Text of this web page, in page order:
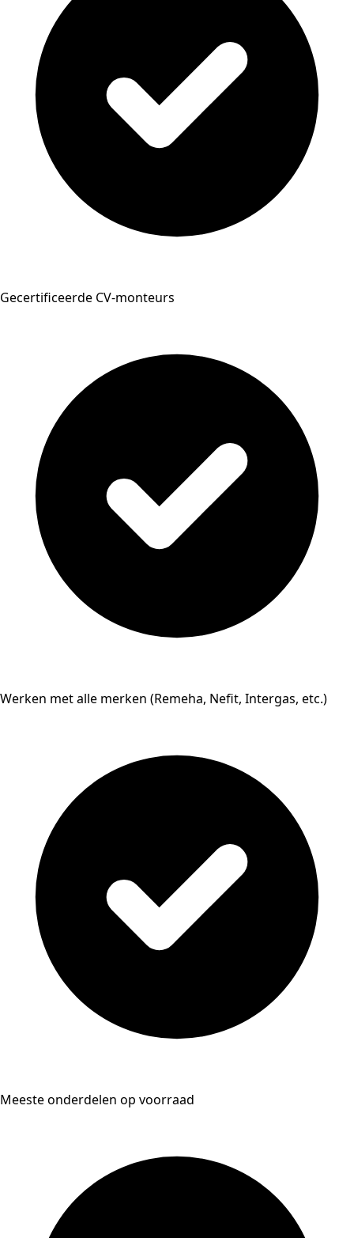
Gecertificeerde CV-monteurs
Werken met alle merken (Remeha, Nefit, Intergas, etc.)
Meeste onderdelen op voorraad